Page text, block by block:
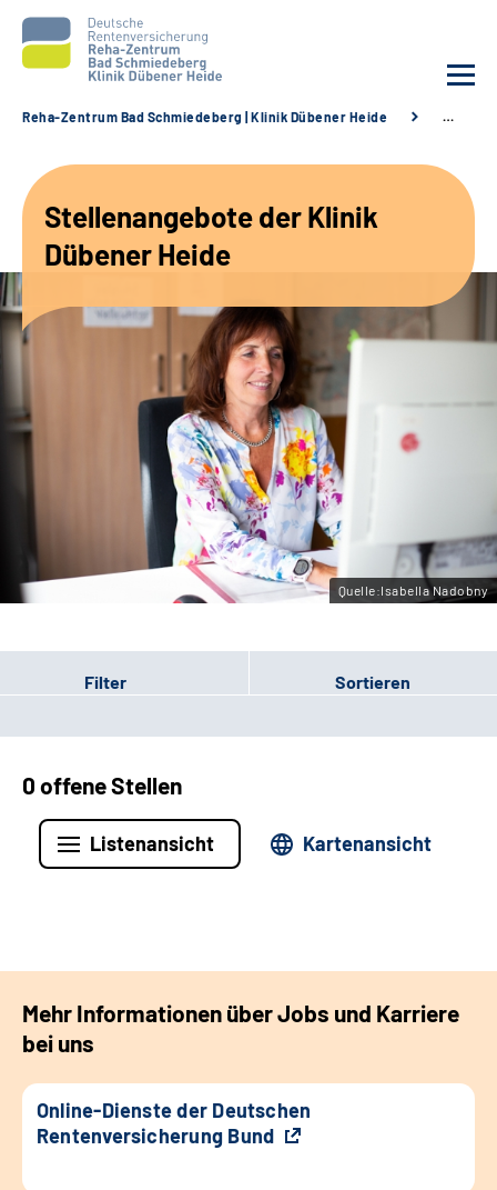
Unsere Angebote
Karriere
Sozialdienste & Zuweisende
Leichte Sprache
Gebärdensprache
Reha-Zentrum Bad Schmiedeberg | Klinik Dübener Heide …
Stellenangebote der Klinik
Dübener Heide
Quelle:Isabella Nadobny
Filter Sortieren
0 offene Stellen
Listenansicht Kartenansicht
Mehr Informationen über Jobs und Karriere
bei uns
Online-Dienste der Deutschen
Rentenversicherung Bund